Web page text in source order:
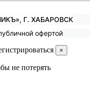
Г. ХАБАРОВСК
офертой
×
не потерять